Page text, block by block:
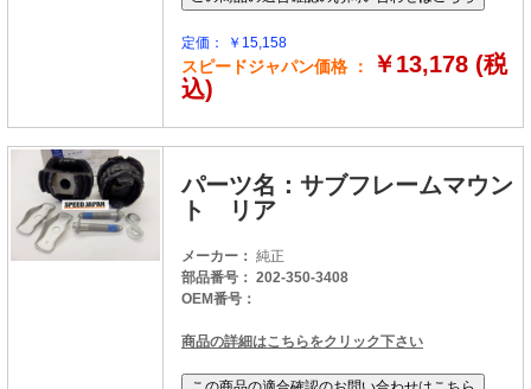
定価： ￥15,158
スピードジャパン価格 ：
￥13,178 (税
込)
パーツ名：サブフレームマウン
ト リア
メーカー： 純正
部品番号： 202-350-3408
OEM番号：
商品の詳細はこちらをクリック下さい